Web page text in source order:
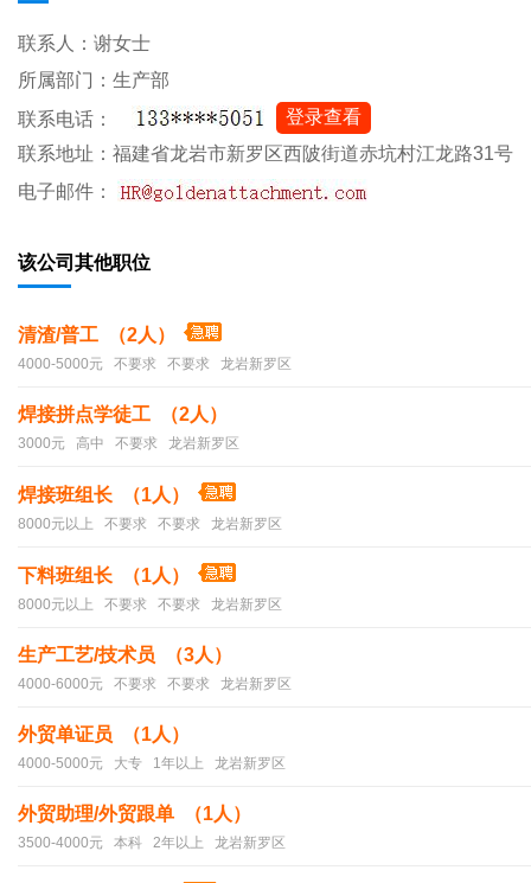
联系人：谢女士
所属部门：生产部
联系电话：
登录查看
联系地址：福建省龙岩市新罗区西陂街道赤坑村江龙路31号
电子邮件：
该公司其他职位
清渣/普工 （2人）
4000-5000元 不要求 不要求 龙岩新罗区
焊接拼点学徒工 （2人）
3000元 高中 不要求 龙岩新罗区
焊接班组长 （1人）
8000元以上 不要求 不要求 龙岩新罗区
下料班组长 （1人）
8000元以上 不要求 不要求 龙岩新罗区
生产工艺/技术员 （3人）
4000-6000元 不要求 不要求 龙岩新罗区
外贸单证员 （1人）
4000-5000元 大专 1年以上 龙岩新罗区
外贸助理/外贸跟单 （1人）
3500-4000元 本科 2年以上 龙岩新罗区